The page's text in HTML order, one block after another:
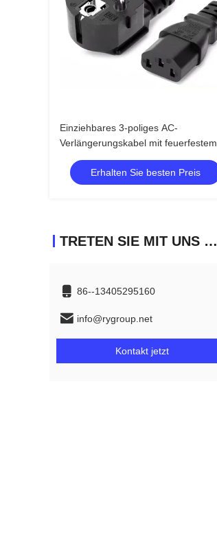
Einziehbares 3-poliges AC-
Verlängerungskabel mit feuerfestem
Material für Computer und
Haushaltsgeräte
Erhalten Sie besten Preis
TRETEN SIE MIT UNS IN VERBINDUNG
86--13405295160
info@rygroup.net
Kontakt jetzt